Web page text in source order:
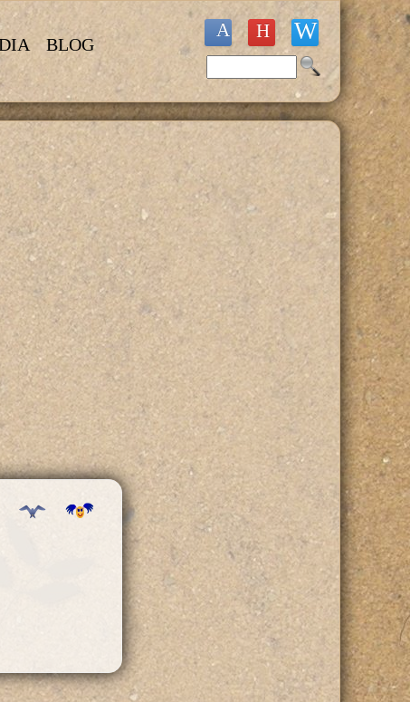
BLOG
Formulario de búsqueda